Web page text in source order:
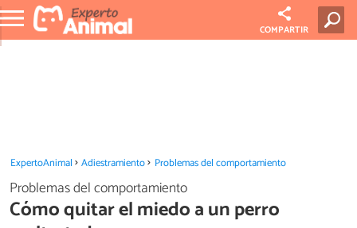
COMPARTIR
ExpertoAnimal Adiestramiento Problemas del comportamiento
Problemas del comportamiento
Cómo quitar el miedo a un perro